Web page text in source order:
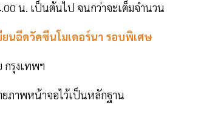
น. เป็นต้นไป จนกว่าจะเต็มจํานวน
ยนฉีดวัคซีนโมเดอร์นา รอบพิเศษ
กรุงเทพฯ
ยภาพหน้าจอไว้เป็นหลักฐาน